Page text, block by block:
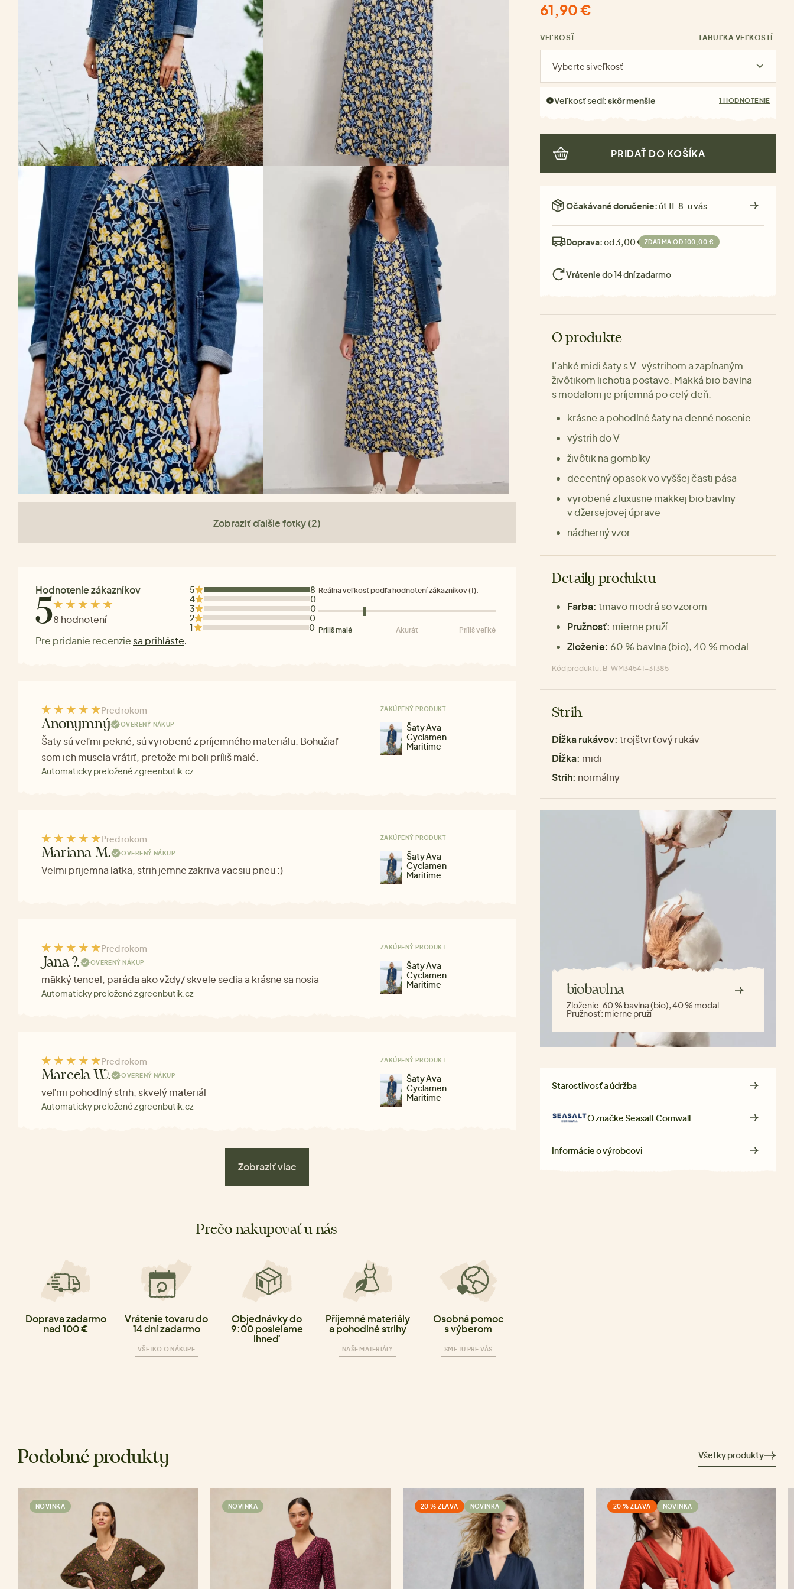
Zobraziť ďalšie fotky (2)
Hodnotenie zákazníkov
58 hodnotení
Pre pridanie recenzie sa prihláste.
5
8
4
0
3
0
2
0
1
0
Reálna veľkosť podľa hodnotení zákazníkov (1):
Príliš malé Akurát Príliš veľké
Pred rokom
Anonymný OVERENÝ NÁKUP
Šaty sú veľmi pekné, sú vyrobené z príjemného materiálu. Bohužiaľ
som ich musela vrátiť, pretože mi boli príliš malé.
Automaticky preložené z greenbutik.cz
ZAKÚPENÝ PRODUKT
Šaty Ava
Cyclamen
Maritime
Pred rokom
Mariana M. OVERENÝ NÁKUP
Velmi prijemna latka, strih jemne zakriva vacsiu pneu :)
ZAKÚPENÝ PRODUKT
Šaty Ava
Cyclamen
Maritime
Pred rokom
Jana ?. OVERENÝ NÁKUP
mäkký tencel, paráda ako vždy/ skvele sedia a krásne sa nosia
Automaticky preložené z greenbutik.cz
ZAKÚPENÝ PRODUKT
Šaty Ava
Cyclamen
Maritime
Pred rokom
Marcela W. OVERENÝ NÁKUP
veľmi pohodlný strih, skvelý materiál
Automaticky preložené z greenbutik.cz
ZAKÚPENÝ PRODUKT
Šaty Ava
Cyclamen
Maritime
Zobraziť viac
Prečo nakupovať u nás
Doprava zadarmo
nad 100 €
Vrátenie tovaru do
14 dní zadarmo
VŠETKO O NÁKUPE
Objednávky do
9:00 posielame
ihneď
Příjemné materiály
a pohodlné strihy
NAŠE MATERIÁLY
Osobná pomoc
s výberom
SME TU PRE VÁS
61,90 €
VEĽKOSŤ TABUĽKA VEĽKOSTÍ
Vyberte si veľkosť
Veľkosť sedí:skôr menšie 1 HODNOTENIE
PRIDAŤ DO KOŠÍKA
Očakávané doručenie:út 11. 8. u vás
Doprava:od 3,00 € ZDARMA OD 100,00 €
Vráteniedo 14 dní zadarmo
O produkte
Ľahké midi šaty s V-výstrihom a zapínaným
živôtikom lichotia postave. Mäkká bio bavlna
s modalom je príjemná po celý deň.
krásne a pohodlné šaty na denné nosenie
výstrih do V
živôtik na gombíky
decentný opasok vo vyššej časti pása
vyrobené z luxusne mäkkej bio bavlny
v džersejovej úprave
nádherný vzor
Detaily produktu
Farba: tmavo modrá so vzorom
Pružnosť: mierne pruží
Zloženie: 60 % bavlna (bio), 40 % modal
Kód produktu: B-WM34541-31385
Strih
Dĺžka rukávov: trojštvrťový rukáv
Dĺžka: midi
Strih: normálny
biobavlna
Zloženie:60 % bavlna (bio), 40 % modal
Pružnosť: mierne pruží
Starostlivosť a údržba
O značkeSeasalt Cornwall
Informácie o výrobcovi
Podobné produkty Všetky produkty
NOVINKA NOVINKA 20 % ZĽAVA NOVINKA 20 % ZĽAVA NOVINKA